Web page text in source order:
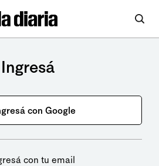
Ingresá
con Google
con tu email